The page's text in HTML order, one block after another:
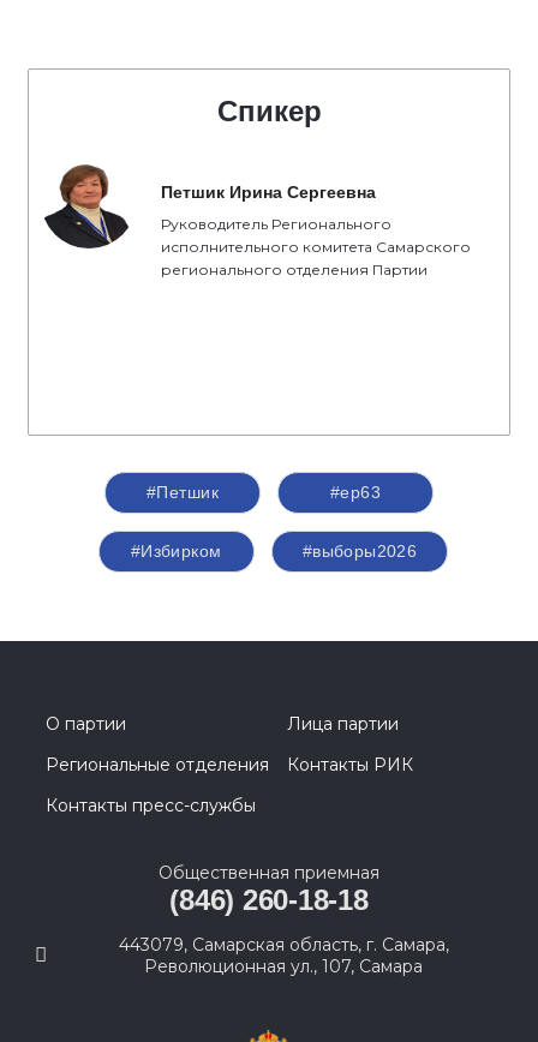
Спикер
Петшик Ирина Сергеевна
Руководитель Регионального
исполнительного комитета Самарского
регионального отделения Партии
#Петшик #ер63
#Избирком #выборы2026
О партии
Лица партии
Региональные отделения
Контакты РИК
Контакты пресс-службы
Общественная приемная
(846) 260-18-18
443079, Самарская область, г. Самара,
Революционная ул., 107, Самара